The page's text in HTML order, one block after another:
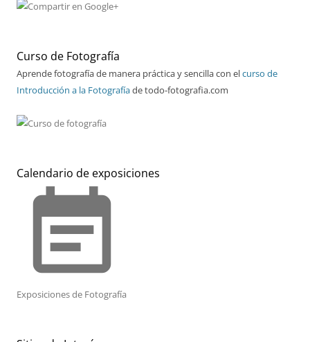
Curso de Fotografía
Aprende fotografía de manera práctica y sencilla con elcurso de
Introducción a la Fotografíade todo-fotografia.com
Calendario de exposiciones
event_note
Exposiciones de Fotografía